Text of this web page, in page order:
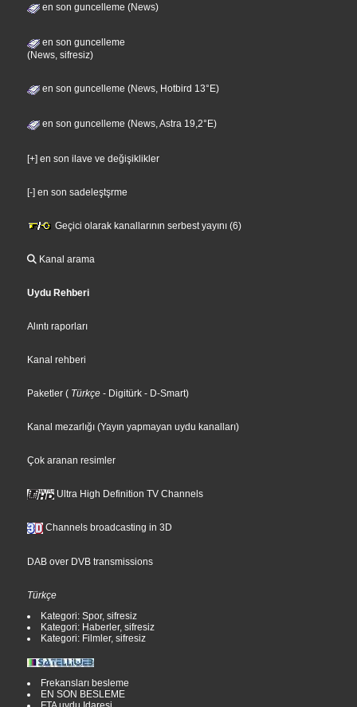
en son guncelleme (News)
en son guncelleme
(News, sifresiz)
en son guncelleme (News, Hotbird 13°E)
en son guncelleme (News, Astra 19,2°E)
[+] en son ilave ve değişiklikler
[-] en son sadeleştşrme
Geçici olarak kanallarının serbest yayını (6)
Kanal arama
Uydu Rehberi
Alıntı raporları
Kanal rehberi
Paketler ( Türkçe - Digitürk - D-Smart)
Kanal mezarlığı (Yayın yapmayan uydu kanalları)
Çok aranan resimler
Ultra High Definition TV Channels
Channels broadcasting in 3D
DAB over DVB transmissions
Türkçe
Kategori: Spor, sifresiz
Kategori: Haberler, sifresiz
Kategori: Filmler, sifresiz
Frekansları besleme
EN SON BESLEME